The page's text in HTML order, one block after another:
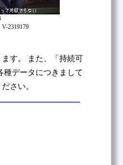
2319179
す。 また、「持続可
種データにつきまして
さい。